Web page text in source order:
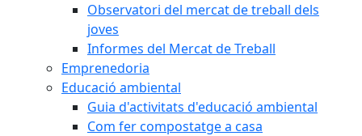
Observatori del mercat de treball dels
joves
Informes del Mercat de Treball
Emprenedoria
Educació ambiental
Guia d'activitats d'educació ambiental
Com fer compostatge a casa